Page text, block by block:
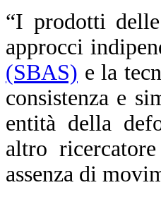
“I prodotti
approcci
(SBAS) e la
consistenza e
entità della
altro
assenza di